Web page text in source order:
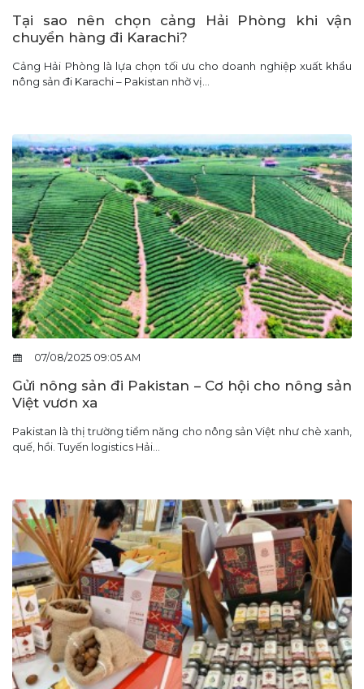
Tại sao nên chọn cảng Hải Phòng khi vận
chuyển hàng đi Karachi?
Cảng Hải Phòng là lựa chọn tối ưu cho doanh nghiệp xuất khẩu
nông sản đi Karachi – Pakistan nhờ vị...
07/08/2025 09:05 AM
Gửi nông sản đi Pakistan – Cơ hội cho nông sản
Việt vươn xa
Pakistan là thị trường tiềm năng cho nông sản Việt như chè xanh,
quế, hồi. Tuyến logistics Hải...